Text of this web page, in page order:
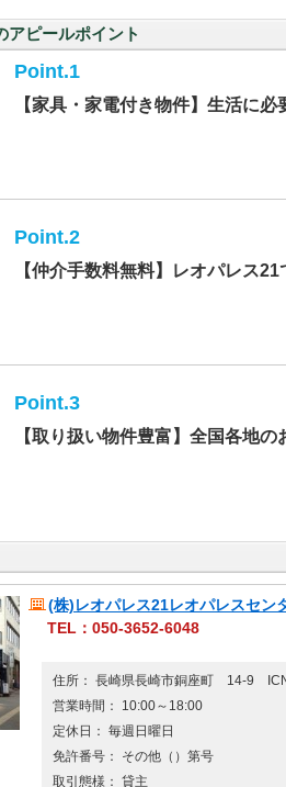
アピールポイント
Point.1
【家具・家電付き物件】生活に
Point.2
【仲介手数料無料】レオパレス
Point.3
【取り扱い物件豊富】全国各地
(株)レオパレス21レオパレスセン
TEL：050-3652-6048
住所： 長崎県長崎市銅座町 14-9
営業時間： 10:00～18:00
定休日： 毎週日曜日
免許番号： その他（）第号
取引態様： 貸主